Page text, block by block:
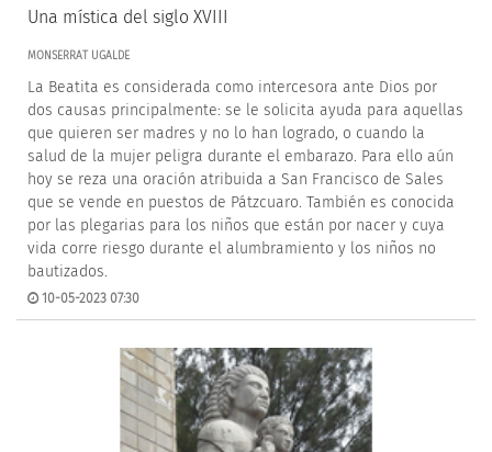
Una mística del siglo XVIII
MONSERRAT UGALDE
La Beatita es considerada como intercesora ante Dios por
dos causas principalmente: se le solicita ayuda para aquellas
que quieren ser madres y no lo han logrado, o cuando la
salud de la mujer peligra durante el embarazo. Para ello aún
hoy se reza una oración atribuida a San Francisco de Sales
que se vende en puestos de Pátzcuaro. También es conocida
por las plegarias para los niños que están por nacer y cuya
vida corre riesgo durante el alumbramiento y los niños no
bautizados.
10-05-2023 07:30